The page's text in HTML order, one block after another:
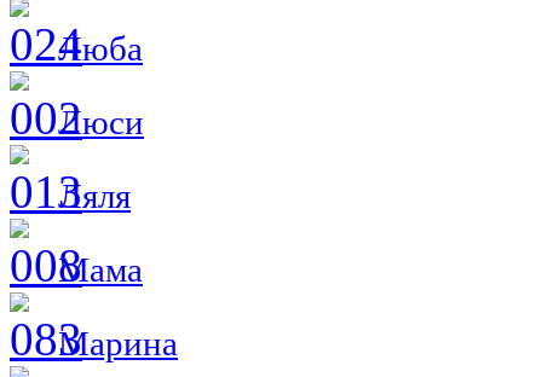
Люба
Люси
Ляля
Мама
Марина